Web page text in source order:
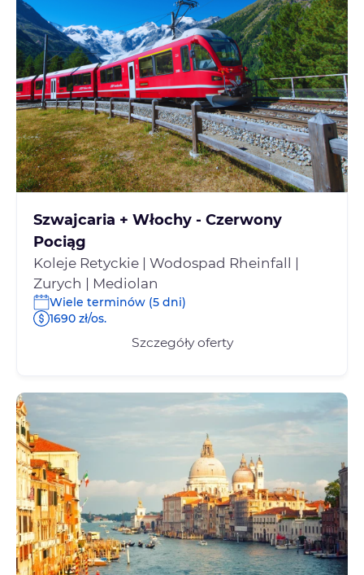
Szwajcaria + Włochy - Czerwony
Pociąg
Koleje Retyckie | Wodospad Rheinfall |
Zurych | Mediolan
Wiele terminów (5 dni)
1690 zł/os.
Szczegóły oferty